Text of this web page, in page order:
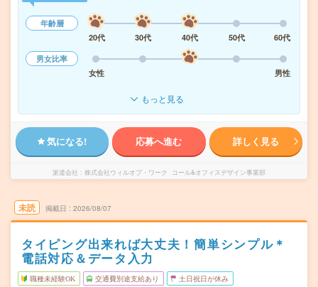
年齢層
20代
30代 40代 50代
60代
男女比率
女性
男性
もっと見る
気になる! 応募へ進む 詳しく見る
派遣会社 株式会社ウィルオブ・ワーク コール&オフィスデザイン事業部
未読 掲載日 2026/08/07
タイピング出来れば大丈夫！簡単シンプル＊
電話対応＆データ入力
職種未経験OK 交通費別途支給あり 土日祝日が休み